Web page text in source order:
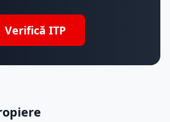
Verifică ITP